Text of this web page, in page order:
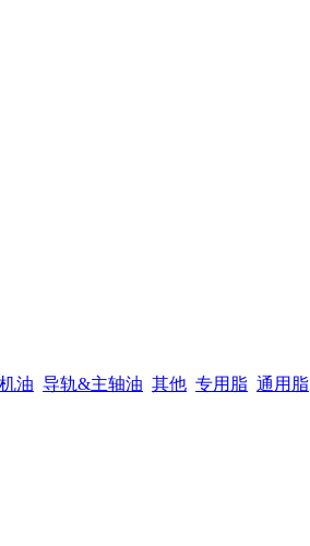
油 导轨&主轴油 其他 专用脂 通用脂